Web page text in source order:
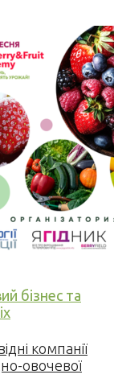
бізнес та
компанії
овочевої